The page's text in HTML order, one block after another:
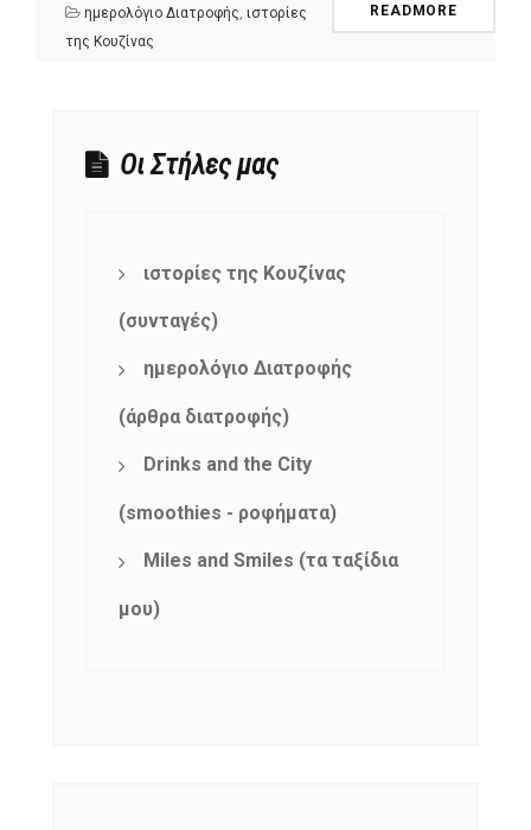
ημερολόγιο Διατροφής ιστορίες
της Κουζίνας
READMORE
Οι Στήλες μας
ιστορίες της Κουζίνας
(συνταγές)
ημερολόγιο Διατροφής
(άρθρα διατροφής)
Drinks and the City
(smoothies - ροφήματα)
Miles and Smiles (τα ταξίδια
μου)